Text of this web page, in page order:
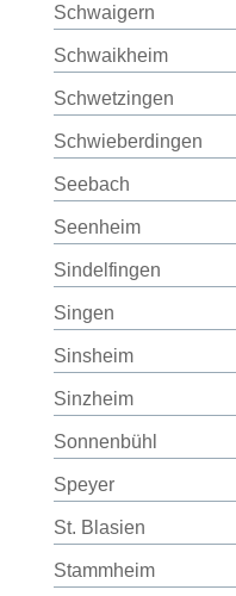
Schwaigern
Schwaikheim
Schwetzingen
Schwieberdingen
Seebach
Seenheim
Sindelfingen
Singen
Sinsheim
Sinzheim
Sonnenbühl
Speyer
St. Blasien
Stammheim